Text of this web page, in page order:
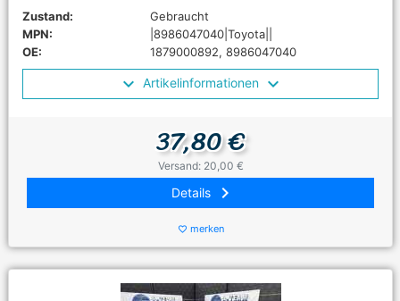
Zustand:
Gebraucht
MPN:
|8986047040|Toyota||
OE:
1879000892, 8986047040
Artikelinformationen
37,80 €
Versand: 20,00 €
Details keyboard_arrow_right
favorite_border merken